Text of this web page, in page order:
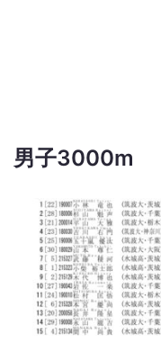
男子3000m